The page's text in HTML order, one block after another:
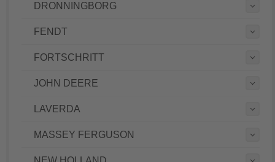
DRONNINGBORG
FENDT
FORTSCHRITT
JOHN DEERE
LAVERDA
MASSEY FERGUSON